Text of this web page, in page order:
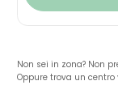
Non sei in zona? Non
Oppure trova un centro